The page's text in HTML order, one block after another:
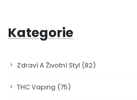
Kategorie
Zdraví A Životní Styl (82)
THC Vaping (75)